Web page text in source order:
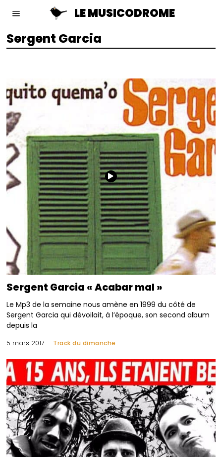
LE MUSICODROME
Sergent Garcia
Sergent Garcia « Acabar mal »
Le Mp3 de la semaine nous amène en 1999 du côté de
Sergent Garcia qui dévoilait, à l’époque, son second album
depuis la
5 mars 2017 Track du dimanche